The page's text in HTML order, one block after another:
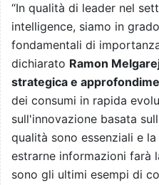
“In qualità di leader nel
intelligence, siamo in
fondamentali di
dichiarato Ramon
strategica e
dei consumi in rapida
sull'innovazione basata
qualità sono essenziali e
estrarne informazioni farà
sono gli ultimi esempi di